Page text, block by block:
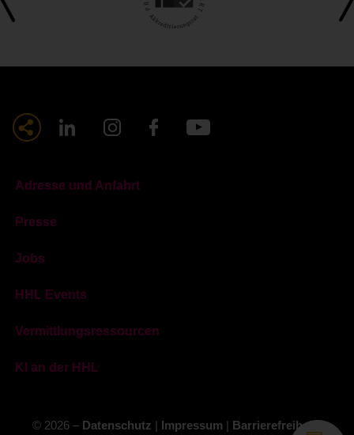
Adresse und Anfahrt
Presse
Jobs
HHL Events
Vermittlungsressourcen
KI an der HHL
© 2026 – Datenschutz | Impressum | Barrierefreiheit